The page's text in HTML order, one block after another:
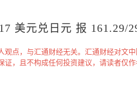
美元兑日元 报 161.29/
观点，与汇通财经无关。汇通财经对文
证，且不构成任何投资建议，请读者仅